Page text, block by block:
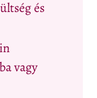
és
vagy